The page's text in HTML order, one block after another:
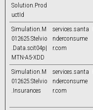
Solution.Prod
uctId
Simulation.M
012625.Stelvio
.Data.scit04p|
MTN-A5-XDD
services.santa
nderconsume
r.com
Simulation.M
012625.Stelvio
.Insurances
services.santa
nderconsume
r.com